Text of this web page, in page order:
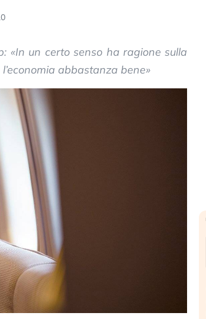
«In un certo senso ha ragione sulla
abbastanza bene»
«La mia vita è rovinata». Investitori
in preda al panico dopo lo scoppio
della bolla AI